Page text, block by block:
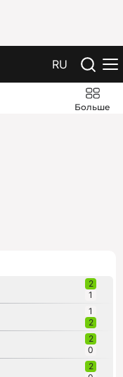
RU
Больше
2
1
1
2
2
0
2